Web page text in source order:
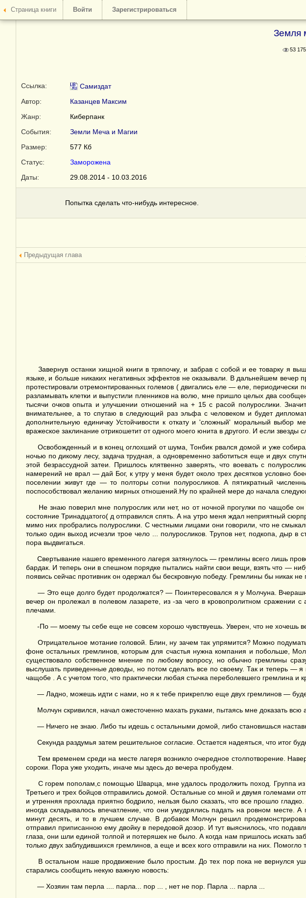
Страница книги Войти Зарегистрироваться
Земля
53 175
Ссылка:
Самиздат
Автор:
Казанцев Максим
Жанр:
Киберпанк
События:
Земли Меча и Магии
Размер:
577 Кб
Статус:
Заморожена
Даты:
29.08.2014 - 10.03.2016
Попытка сделать что-нибудь интересное.
Предыдущая глава
Завернув останки хищной книги в тряпочку, и забрав с собой и ее товарку я
языке, и больше никаких негативных эффектов не оказывали. В дальнейшем вечер
протестировали отремонтированных големов ( двигались еле — еле,
разламывать клетки и выпустили пленников на волю, мне пришло целых два
тысячи очков опыта и улучшении отношений на + 15 с расой полурослики.
внимательнее, а то спутаю в следующий раз эльфа с человеком и будет
дополнительную единичку Устойчивости к откату и 'сложный' моральный
вражеское заклинание отрикошетит от одного моего юнита в другого. И если
Освобожденный и в конец оглохший от шума, Тонбик рвался домой и уже
ночью по дикому лесу, задача трудная, а одновременно заботиться еще и двух
этой безрассудной затеи. Пришлось клятвенно заверять, что воевать с
намерений не врал — дай Бог, к утру у меня будет около трех десятков условно
поселении живут где — то полторы сотни полуросликов. А пятикратный
поспособствовал желанию мирных отношений.Ну по крайней мере до начала
Не знаю поверил мне полурослик или нет, но от ночной прогулки по чащобе
состояние Тринадцатого( д отправился спять. А на утро меня ждал неприятный
мимо них пробрались полурослики. С честными лицами они говорили, что не
только один выход исчезли трое чело ... полуросликов. Трупов нет, подкопа, дыр
пора выдвигаться.
Свертывание нашего временного лагеря затянулось — гремлины всего лишь
бардак. И теперь они в спешном порядке пытались найти свои вещи, взять что —
появись сейчас противник он одержал бы бескровную победу. Гремлины бы никак не
— Это еще долго будет продолжатся? — Поинтересовался я у Молчуна.
вечер он пролежал в полевом лазарете, из -за чего в кровопролитном
плечами.
-По — моему ты себе еще не совсем хорошо чувствуешь. Уверен, что не хочешь
Отрицательное мотание головой. Блин, ну зачем так упрямится? Можно
фоне остальных гремлинов, которым для счастья нужна компания и побольше,
существовало собственное мнение по любому вопросу, но обычно гремлины
выслушать приведенные доводы, но потом сделать все по своему. Так и теперь —
чащобе . А с учетом того, что практически любая стычка переболевшего гремлина и
— Ладно, можешь идти с нами, но я к тебе прикреплю еще двух гремлинов —
Молчун скривился, начал ожесточенно махать руками, пытаясь мне доказать всю
— Ничего не знаю. Либо ты идешь с остальными домой, либо становишься
Секунда раздумья затем решительное согласие. Остается надеяться, что итог
Тем временем среди на месте лагеря возникло очередное столпотворение.
сороки. Пора уже уходить, иначе мы здесь до вечера пробудем.
С горем пополам,с помощью Шварца, мне удалось продолжить поход. Группа
Третьего и трех бойцов отправились домой. Остальные со мной и двумя големами
и утренняя прохлада приятно бодрило, нельзя было сказать, что все прошло
иногда складывалось впечатление, что они умудрялись падать на ровном месте.
минут десять, и то в лучшем случае. В добавок Молчун решил
отправил приписанною ему двойку в передовой дозор. И тут выяснилось, что
глаза, они шли единой толпой и потеряшек не было. А когда нам пришлось искать
только двух заблудившихся гремлинов, а еще и всех кого отправили на них. Помогло
В остальном наше продвижение было простым. До тех пор пока не вернулся
старались сообщить некую важную новость:
— Хозяин там перла .... парла... пор ... , нет не пор. Парла ... парла ...